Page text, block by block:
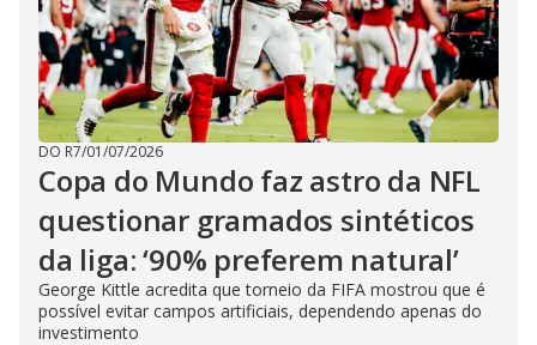
DO R7/01/07/2026
Copa do Mundo faz astro da NFL
questionar gramados sintéticos
da liga: ‘90% preferem natural’
George Kittle acredita que torneio da FIFA mostrou que é
possível evitar campos artificiais, dependendo apenas do
investimento